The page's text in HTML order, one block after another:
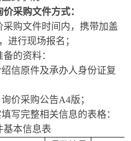
采购文件方式：
采购文件时间内，携带加盖
进行现场报名；
的资料：
信原件及承办人身份证复
价采购公告A4版；
写完整相关信息的表格：
基本信息表